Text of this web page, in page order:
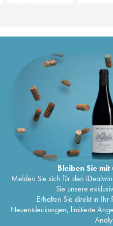
Bleiben Sie
Melden Sie sich für den
Sie unsere
Erhalten Sie direkt in Ihr
Neuentdeckungen, limitierte